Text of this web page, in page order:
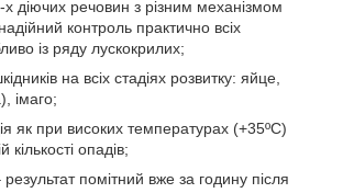
х діючих речовин з різним механізмом
контроль практично всіх
із ряду лускокрилих;
на всіх стадіях розвитку: яйце,
імаго;
як при високих температурах (+35ºС)
кількості опадів;
помітний вже за годину після